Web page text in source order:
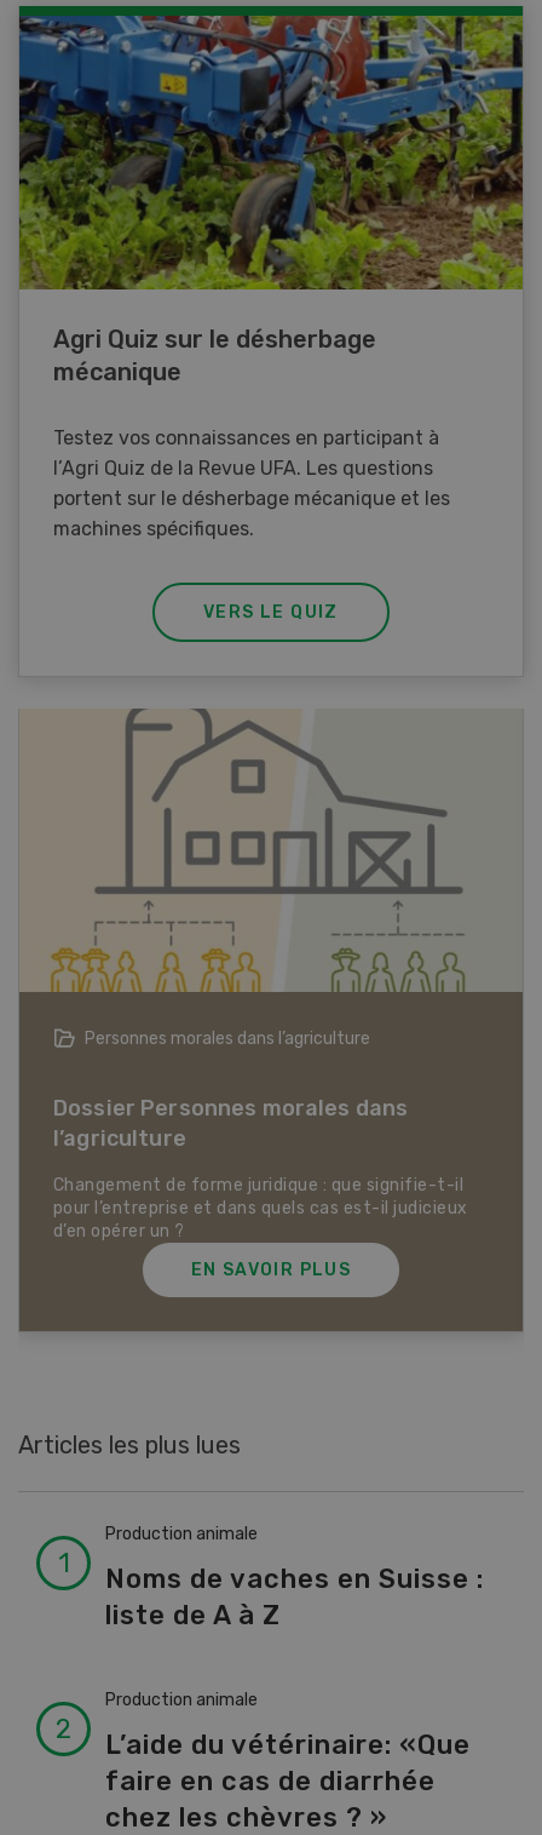
Agri Quiz sur le désherbage
mécanique
Testez vos connaissances en participant à
l’Agri Quiz de la Revue UFA. Les questions
portent sur le désherbage mécanique et les
machines spécifiques.
VERS LE QUIZ
Articles biologiques
Dossier Articles biologiques
EN SAVOIR PLUS
Articles les plus lues
Production animale
Noms de vaches en Suisse :
liste de A à Z
Production animale
L’aide du vétérinaire: «Que
faire en cas de diarrhée
chez les chèvres ? »